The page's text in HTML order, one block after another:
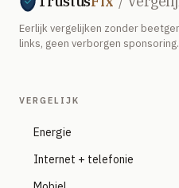
Eerlijk vergelijken zonder
links, geen verborgen
VERGELIJK
Energie
Internet + telefonie